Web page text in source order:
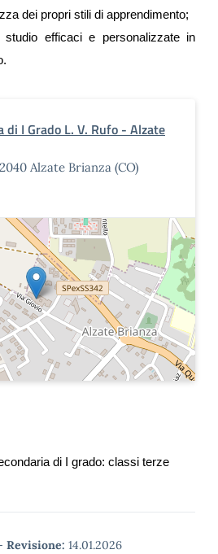
dei propri stili di apprendimento;
studio efficaci e personalizzate in
di I Grado L. V. Rufo - Alzate
Alzate Brianza (CO)
di I grado: classi terze
Revisione: 14.01.2026